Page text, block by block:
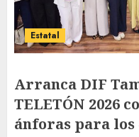
Estatal
Arranca DIF
TELETÓN 2026
ánforas para